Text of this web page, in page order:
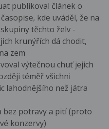
publikoval článek o
kde uváděl, že na
těchto želv -
krunýřích dá chodit,
zem
výtečnou chuť jejich
téměř všichni
lahodnějšího než játra
bez potravy a pití (proto
konzervy)